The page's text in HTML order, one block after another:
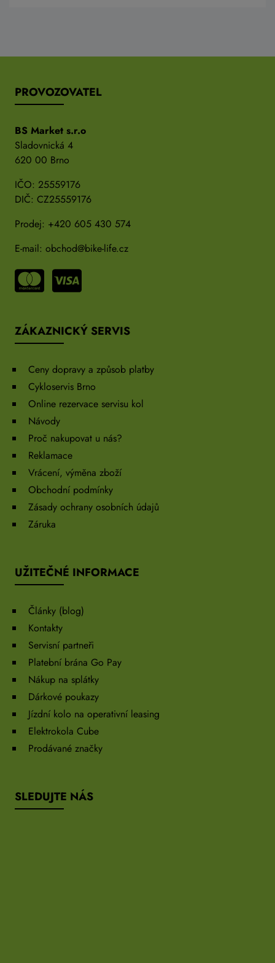
PROVOZOVATEL
BS Market s.r.o
Sladovnická 4
620 00 Brno
IČO: 25559176
DIČ: CZ25559176
Prodej: +420 605 430 574
E-mail: obchod@bike-life.cz
ZÁKAZNICKÝ SERVIS
Ceny dopravy a způsob platby
Cykloservis Brno
Online rezervace servisu kol
Návody
Proč nakupovat u nás?
Reklamace
Vrácení, výměna zboží
Obchodní podmínky
Zásady ochrany osobních údajů
Záruka
UŽITEČNÉ INFORMACE
Články (blog)
Kontakty
Servisní partneři
Platební brána Go Pay
Nákup na splátky
Dárkové poukazy
Jízdní kolo na operativní leasing
Elektrokola Cube
Prodávané značky
SLEDUJTE NÁS